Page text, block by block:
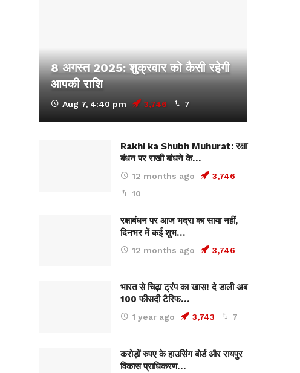
8 अगस्त 2025: शुक्रवार को कैसी रहेगी
आपकी राशि
Aug 7, 4:40 pm 3,746 7
Rakhi ka Shubh Muhurat: रक्षा
बंधन पर राखी बांधने के…
12 months ago
3,746
10
रक्षाबंधन पर आज भद्रा का साया नहीं,
दिनभर में कई शुभ…
12 months ago 3,746
भारत से चिढ़ा ट्रंप का खास! दे डाली अब
100 फीसदी टैरिफ…
1 year ago 3,743 7
करोड़ों रुपए के हाउसिंग बोर्ड और रायपुर
विकास प्राधिकरण…